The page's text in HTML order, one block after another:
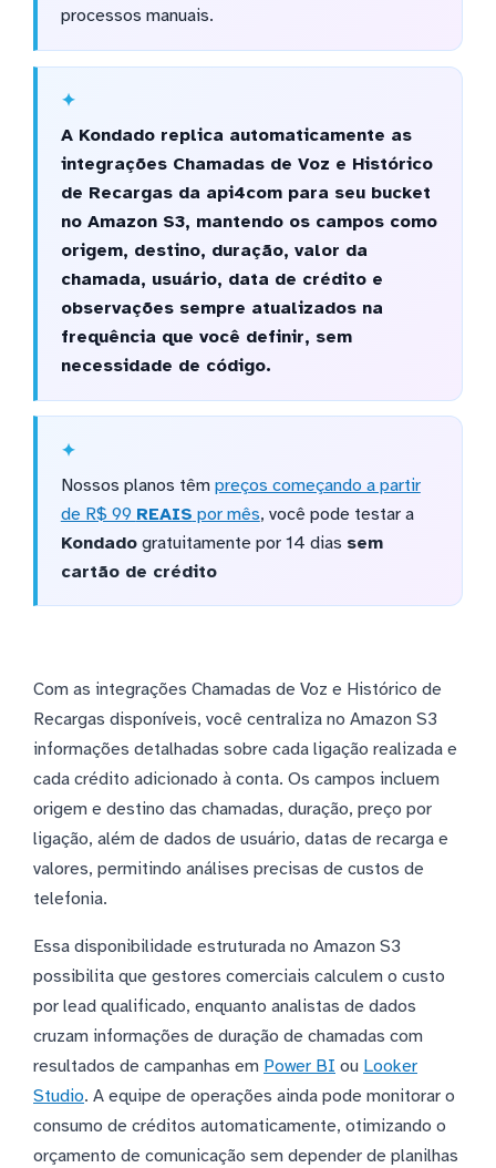
processos manuais.
A Kondado replica automaticamente as
integrações Chamadas de Voz e Histórico
de Recargas da api4com para seu bucket
no Amazon S3, mantendo os campos como
origem, destino, duração, valor da
chamada, usuário, data de crédito e
observações sempre atualizados na
frequência que você definir, sem
necessidade de código.
Nossos planos têm preços começando a partir
de R$ 99 REAIS por mês, você pode testar a
Kondadogratuitamente por 14 dias sem
cartão de crédito
Com as integrações Chamadas de Voz e Histórico de
Recargas disponíveis, você centraliza no Amazon S3
informações detalhadas sobre cada ligação realizada e
cada crédito adicionado à conta. Os campos incluem
origem e destino das chamadas, duração, preço por
ligação, além de dados de usuário, datas de recarga e
valores, permitindo análises precisas de custos de
telefonia.
Essa disponibilidade estruturada no Amazon S3
possibilita que gestores comerciais calculem o custo
por lead qualificado, enquanto analistas de dados
cruzam informações de duração de chamadas com
resultados de campanhas em Power BI ou Looker
Studio. A equipe de operações ainda pode monitorar o
consumo de créditos automaticamente, otimizando o
orçamento de comunicação sem depender de planilhas